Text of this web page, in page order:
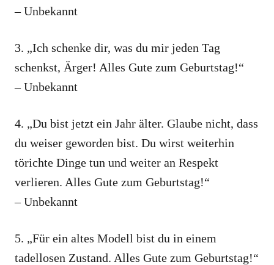
– Unbekannt
3. „Ich schenke dir, was du mir jeden Tag
schenkst, Ärger! Alles Gute zum Geburtstag!“
– Unbekannt
4. „Du bist jetzt ein Jahr älter. Glaube nicht, dass
du weiser geworden bist. Du wirst weiterhin
törichte Dinge tun und weiter an Respekt
verlieren. Alles Gute zum Geburtstag!“
– Unbekannt
5. „Für ein altes Modell bist du in einem
tadellosen Zustand. Alles Gute zum Geburtstag!“